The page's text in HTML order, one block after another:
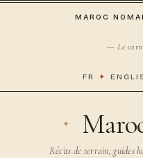
MAROC
— Le
FR ✦
Récits de terrain, guides